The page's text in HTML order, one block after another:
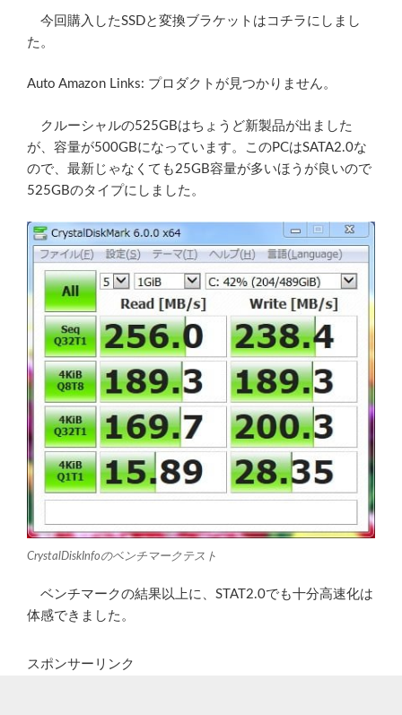
今回購入したSSDと変換ブラケットはコチラにしまし
た。
Auto Amazon Links: プロダクトが見つかりません。
クルーシャルの525GBはちょうど新製品が出ました
が、容量が500GBになっています。このPCはSATA2.0な
ので、最新じゃなくても25GB容量が多いほうが良いので
525GBのタイプにしました。
CrystalDiskInfoのベンチマークテスト
ベンチマークの結果以上に、STAT2.0でも十分高速化は
体感できました。
スポンサーリンク